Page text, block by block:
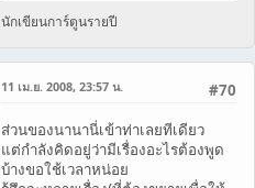
นักเขียนการ์ตูนรายปี
#70
11 เม.ย. 2008, 23:57 น.
ส่วนของนานานี่เข้าท่าเลยทีเดียว
แต่กำลังคิดอยู่ว่ามีเรื่องอะไรต้องพูด
บ้างขอใช้เวลาหน่อย